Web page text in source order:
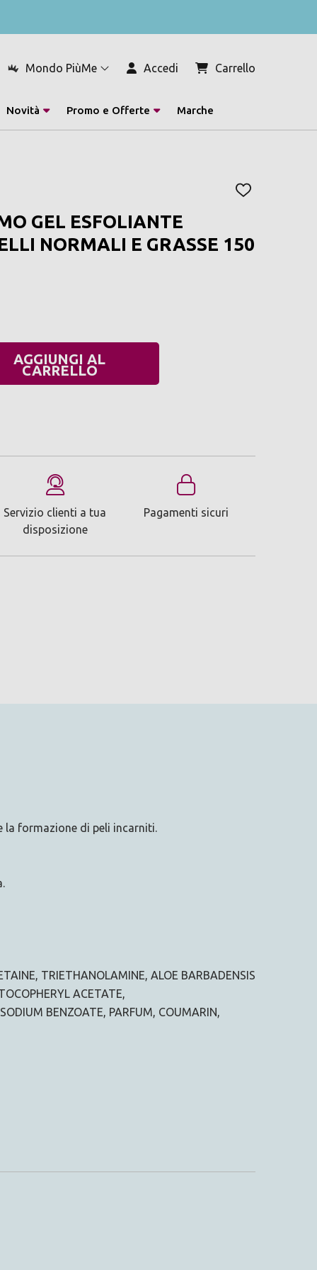
Mondo PiùMe Accedi Carrello
Novità Promo e Offerte Marche
AGGIUNGI
DESIDERI
GEL ESFOLIANTE
NORMALI E GRASSE 150
AGGIUNGI AL
CARRELLO
Servizio clienti a tua
disposizione
Pagamenti sicuri
la formazione di peli incarniti.
TRIETHANOLAMINE, ALOE BARBADENSIS
ACETATE,
BENZOATE, PARFUM, COUMARIN,